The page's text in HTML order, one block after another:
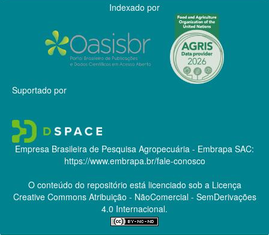
Indexado por
Suportado por
Empresa Brasileira de Pesquisa Agropecuária - Embrapa SAC:
https://www.embrapa.br/fale-conosco
O conteúdo do repositório está licenciado sob a Licença
Creative CommonsAtribuição - NãoComercial - SemDerivações
4.0 Internacional.